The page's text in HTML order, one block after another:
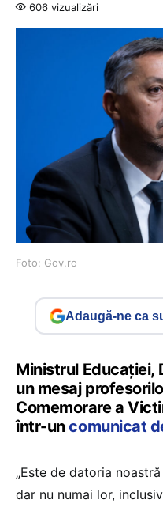
606 vizualizări
Foto: Gov.ro
Adaugă-ne ca
Ministrul Educației,
un mesaj
Comemorare a
într-uncomunicat
„Este de datoria
dar nu numai lor,